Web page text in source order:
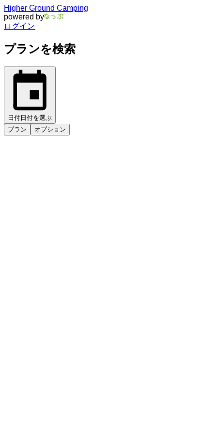
Higher Ground Camping
powered by
ログイン
プランを検索
日付 日付を選ぶ
プラン
オプション